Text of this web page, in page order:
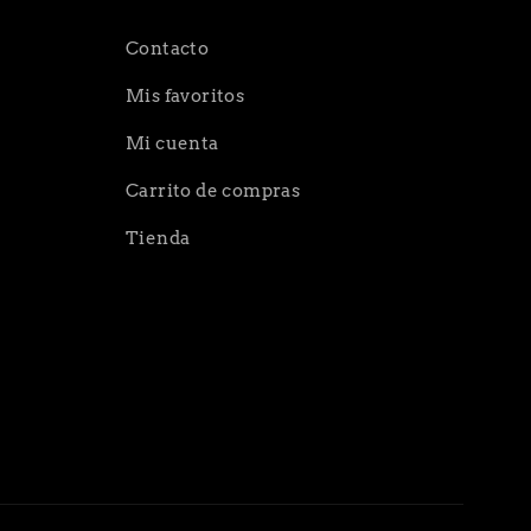
Contacto
Mis favoritos
Mi cuenta
Carrito de compras
Tienda